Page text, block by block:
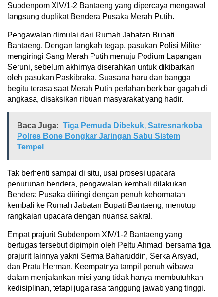
Subdenpom XIV/1-2 Bantaeng yang dipercaya mengawal
langsung duplikat Bendera Pusaka Merah Putih.
Pengawalan dimulai dari Rumah Jabatan Bupati
Bantaeng. Dengan langkah tegap, pasukan Polisi Militer
mengiringi Sang Merah Putih menuju Podium Lapangan
Seruni, sebelum akhirnya diserahkan untuk dikibarkan
oleh pasukan Paskibraka. Suasana haru dan bangga
begitu terasa saat Merah Putih perlahan berkibar gagah di
angkasa, disaksikan ribuan masyarakat yang hadir.
Baca Juga: Tiga Pemuda Dibekuk, Satresnarkoba
Polres Bone Bongkar Jaringan Sabu Sistem
Tempel
Tak berhenti sampai di situ, usai prosesi upacara
penurunan bendera, pengawalan kembali dilakukan.
Bendera Pusaka diiringi dengan penuh kehormatan
kembali ke Rumah Jabatan Bupati Bantaeng, menutup
rangkaian upacara dengan nuansa sakral.
Empat prajurit Subdenpom XIV/1-2 Bantaeng yang
bertugas tersebut dipimpin oleh Peltu Ahmad, bersama tiga
prajurit lainnya yakni Serma Baharuddin, Serka Arsyad,
dan Pratu Herman. Keempatnya tampil penuh wibawa
dalam menjalankan misi yang tidak hanya membutuhkan
kedisiplinan, tetapi juga rasa tanggung jawab yang tinggi.